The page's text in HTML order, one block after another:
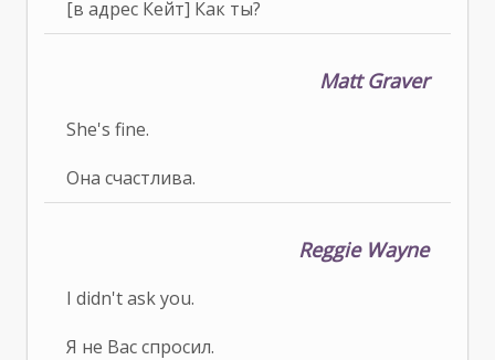
[в адрес Кейт] Как ты?
Matt Graver
She's fine.
Она счастлива.
Reggie Wayne
I didn't ask you.
Я не Вас спросил.